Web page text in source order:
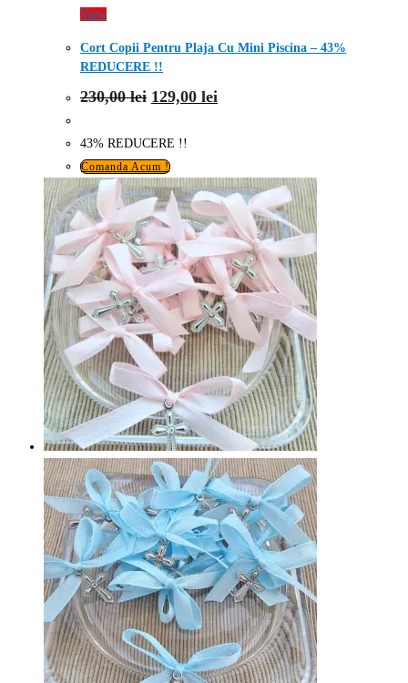
View
Cort Copii Pentru Plaja Cu Mini Piscina – 43%
REDUCERE !!
230,00lei Prețul
inițial
fost:
230,00 lei.
129,00 lei
43% REDUCERE !!
Comanda Acum !